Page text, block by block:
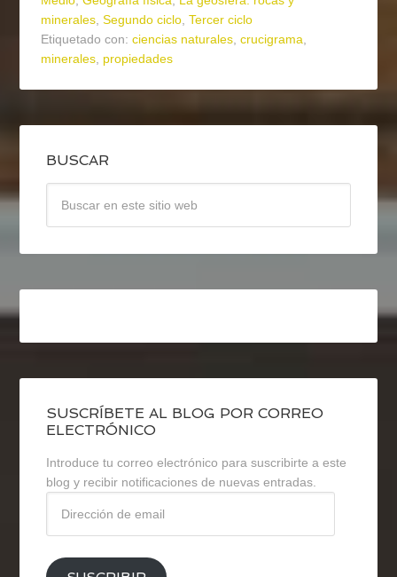
minerales,Segundo ciclo,Tercer ciclo
Etiquetado con:ciencias naturales,crucigrama,
minerales, propiedades
BUSCAR
SUSCRÍBETE AL BLOG POR CORREO
ELECTRÓNICO
Introduce tu correo electrónico para suscribirte a este
blog y recibir notificaciones de nuevas entradas.
email